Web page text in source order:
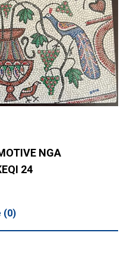
NGA
24
(0)